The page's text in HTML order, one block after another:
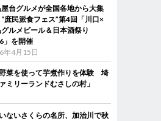
台グルメが全国各地から大集
民派食フェス”第4回「川口×
ルメビール＆日本酒祭り
」を開催
年4月15日
菜を使って芋煮作りを体験 埼
ミリーランドむさしの村」
ないさくらの名所、加治川で秋